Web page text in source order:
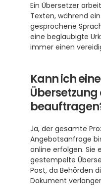
Ein Übersetzer
Texten, während
gesprochene
eine beglaubigte
immer einen
Kann ich
Ja, der gesamte
Angebotsanfrage
online erfolgen. Sie
gestempelte
Post, da Behörden
Dokument